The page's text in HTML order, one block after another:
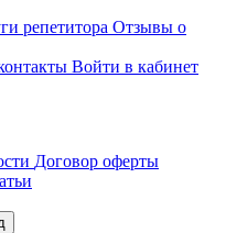
репетитора Отзывы о
Войти в кабинет
Договор оферты